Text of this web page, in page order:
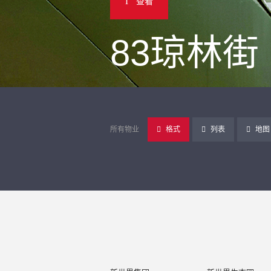
83琼林街
所有物业 格式 列表 地图